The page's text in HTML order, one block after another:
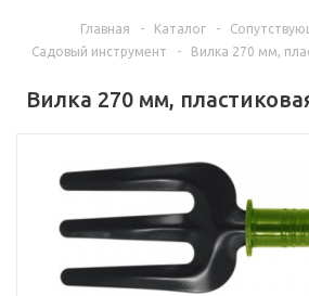
Главная - Каталог -
Садовый инструмент
- Вилка 270 мм,
Вилка 270 мм,